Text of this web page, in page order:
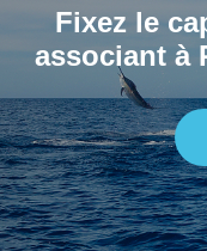
Fixez le
associant à